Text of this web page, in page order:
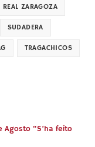
REAL ZARAGOZA
SUDADERA
TRAGACHICOS
Agosto “S’ha feito